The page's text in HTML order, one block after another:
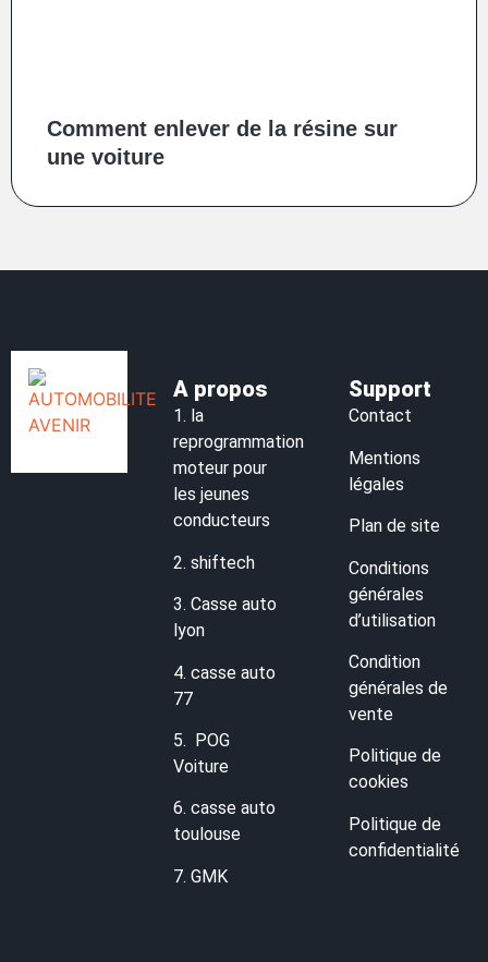
Comment enlever de la résine sur
une voiture
A propos
1. la
reprogrammation
moteur pour
les jeunes
conducteurs
2.shiftech
3.Casse auto
lyon
4.casse auto
77
5. POG
Voiture
6.casse auto
toulouse
7.GMK
Support
Contact
Mentions
légales
Plan de site
Conditions
générales
d’utilisation
Condition
générales de
vente
Politique de
cookies
Politique de
confidentialité